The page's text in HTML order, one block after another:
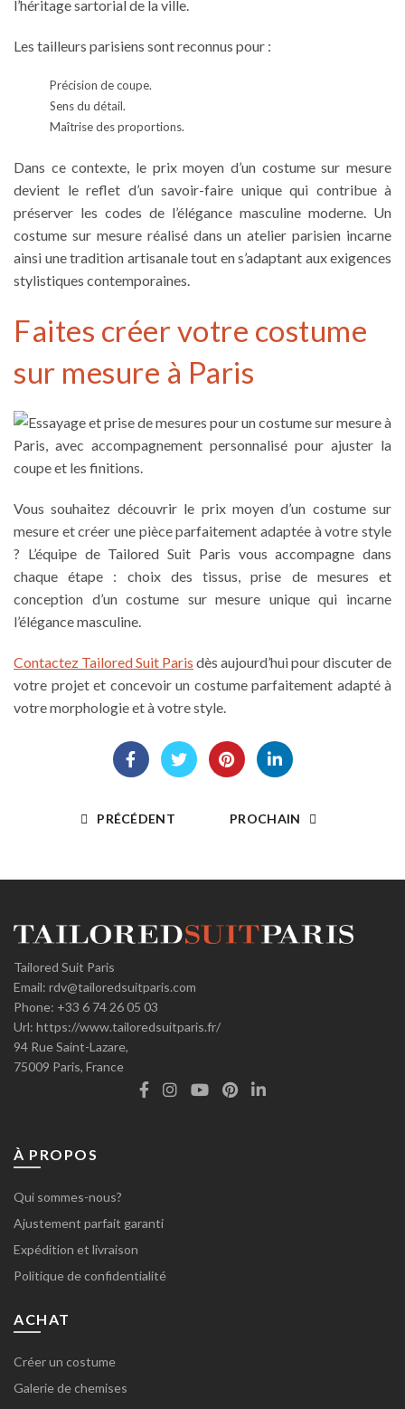
l’héritage sartorial de la ville.
Les tailleurs parisiens sont reconnus pour :
Précision de coupe.
Sens du détail.
Maîtrise des proportions.
Dans ce contexte, le prix moyen d’un costume sur mesure
devient le reflet d’un savoir-faire unique qui contribue à
préserver les codes de l’élégance masculine moderne. Un
costume sur mesure réalisé dans un atelier parisien incarne
ainsi une tradition artisanale tout en s’adaptant aux exigences
stylistiques contemporaines.
Faites créer votre costume
sur mesure à Paris
Vous souhaitez découvrir le prix moyen d’un costume sur
mesure et créer une pièce parfaitement adaptée à votre style
? L’équipe de Tailored Suit Paris vous accompagne dans
chaque étape : choix des tissus, prise de mesures et
conception d’un costume sur mesure unique qui incarne
l’élégance masculine.
Contactez Tailored Suit Paris dès aujourd’hui pour discuter de
votre projet et concevoir un costume parfaitement adapté à
votre morphologie et à votre style.
PRÉCÉDENT PROCHAIN
Tailored Suit Paris
Email: rdv@tailoredsuitparis.com
Phone: +33 6 74 26 05 03
Url: https://www.tailoredsuitparis.fr/
94 Rue Saint-Lazare,
75009 Paris, France
À PROPOS
Qui sommes-nous?
Ajustement parfait garanti
Expédition et livraison
Politique de confidentialité
ACHAT
Créer un costume
Galerie de chemises